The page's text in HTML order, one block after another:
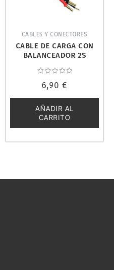
CABLES Y CONECTORES
CABLE DE CARGA CON
BALANCEADOR 2S
SK-600023-14
con
de
5
6,90€
AÑADIR AL
CARRITO